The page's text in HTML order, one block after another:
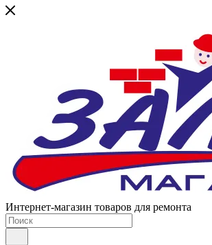
Интернет-магазин товаров для ремонта